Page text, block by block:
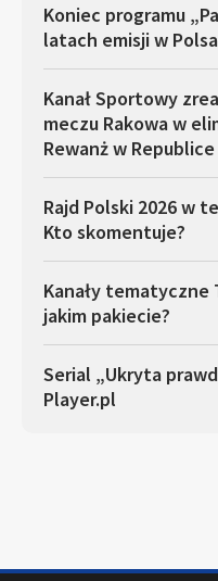
Koniec programu
latach emisji w
Kanał Sportowy
meczu Rakowa w
Rewanż w Republice
Rajd Polski 2026 w
Kto skomentuje?
Kanały tematyczne
jakim pakiecie?
Serial „Ukryta
Player.pl